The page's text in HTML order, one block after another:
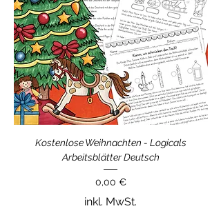
Kostenlose Weihnachten - Logicals
Arbeitsblätter Deutsch
Preis
0,00 €
inkl. MwSt.